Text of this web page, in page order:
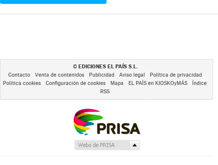
© EDICIONES EL PAÍS S.L.
Contacto Venta de contenidos Publicidad Aviso legal
Política de privacidad
Política cookies
Configuración de cookies Mapa EL PAÍS en KIOSKOyMÁS
Índice
RSS